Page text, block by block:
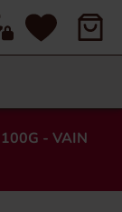
- VAIN